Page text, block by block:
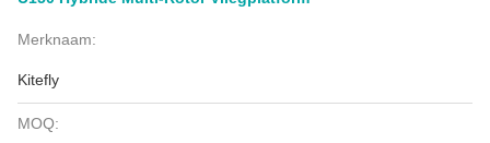
Merknaam:
Kitefly
MOQ: